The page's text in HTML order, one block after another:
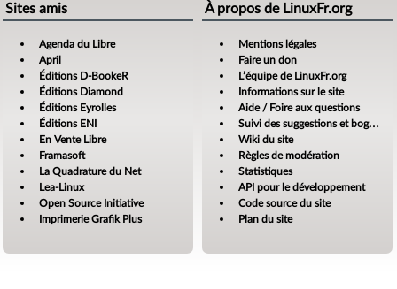
Sites amis
Agenda du Libre
April
Éditions D-BookeR
Éditions Diamond
Éditions Eyrolles
Éditions ENI
En Vente Libre
Framasoft
La Quadrature du Net
Lea-Linux
Open Source Initiative
Imprimerie Grafik Plus
À propos de LinuxFr.org
Mentions légales
Faire un don
L’équipe de LinuxFr.org
Informations sur le site
Aide / Foire aux questions
Suivi des suggestions et bogues
Wiki du site
Règles de modération
Statistiques
API pour le développement
Code source du site
Plan du site